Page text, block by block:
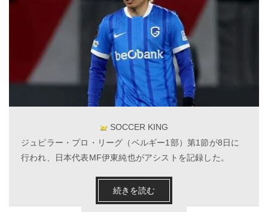
SOCCER KING
ジュピラー・プロ・リーグ（ベルギー1部）第1節が8日に
行われ、日本代表MF伊東純也がアシストを記録した。
続きを読む